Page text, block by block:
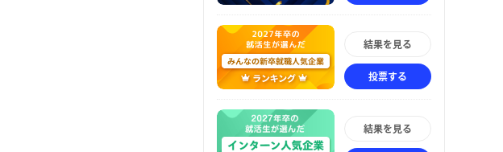
結果を見る
投票する
結果を見る